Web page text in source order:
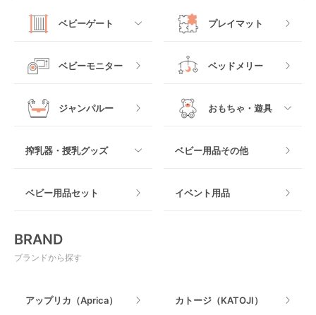
マットレス・布団
ベビーベッドその他
チャイルドシートその
他
ロッキングタイプ テーブルチェア
ヒップシート
抱っこ紐その他
すべて
木製
マット製
ベビーゲート
すべて
プレイマット
ベビーモニター ベッドメリー
ジャンパルー おもちゃ・遊具
搾乳器・授乳グッズ
授乳グッズ・ママ用品
ベビー用品その他
ベビー用品セット イベント用品
BRAND
ブランドから探す
アップリカ（Aprica） カトージ（KATOJI）